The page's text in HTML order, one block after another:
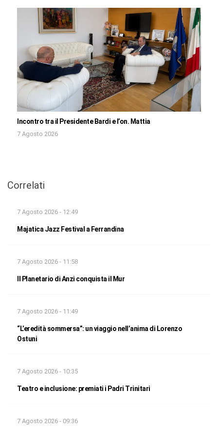
Incontro tra il Presidente Bardi e l’on. Mattia
7 Agosto 2026
Correlati
7 Agosto 2026 - 12:49
Majatica Jazz Festival a Ferrandina
7 Agosto 2026 - 11:58
Il Planetario di Anzi conquista il Mur
7 Agosto 2026 - 11:49
“L’eredità sommersa”: un viaggio nell’anima di Lorenzo
Ostuni
7 Agosto 2026 - 10:35
Teatro e inclusione: premiati i Padri Trinitari
7 Agosto 2026 - 09:36